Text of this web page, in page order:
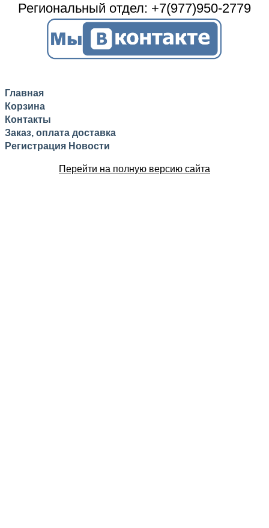
Региональный отдел: +7(977)950-2779
Главная
Корзина
Контакты
Заказ, оплата доставка
Регистрация Новости
Перейти на полную версию сайта